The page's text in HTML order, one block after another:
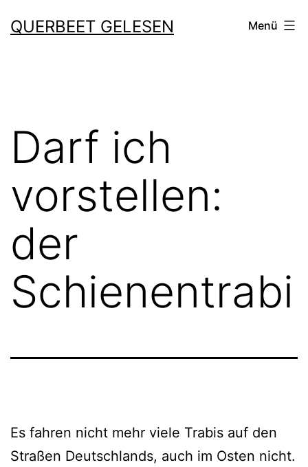
Inhalt
QUERBEET GELESEN Menü
Darf ich
vorstellen:
der
Schienentrabi
Es fah­ren nicht mehr vie­le Trabis auf den
Straßen Deutschlands, auch im Osten nicht.